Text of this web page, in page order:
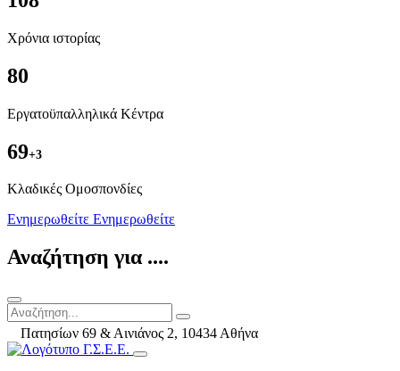
Χρόνια ιστορίας
80
Εργατοϋπαλληλικά Κέντρα
69+3
Kλαδικές Ομοσπονδίες
Ενημερωθείτε Ενημερωθείτε
Αναζήτηση για ....
Πατησίων 69 & Αινιάνος 2, 10434 Αθήνα